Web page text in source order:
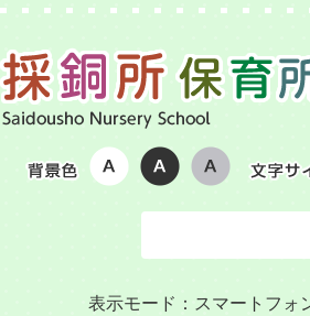
表示モード：スマートフォ